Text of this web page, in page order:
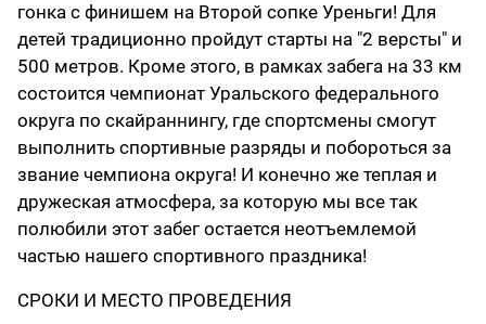
гонка с финишем на Второй сопке Уреньги! Для
детей традиционно пройдут старты на "2 версты" и
500 метров. Кроме этого, в рамках забега на 33 км
состоится чемпионат Уральского федерального
округа по скайраннингу, где спортсмены смогут
выполнить спортивные разряды и побороться за
звание чемпиона округа! И конечно же теплая и
дружеская атмосфера, за которую мы все так
полюбили этот забег остается неотъемлемой
частью нашего спортивного праздника!
СРОКИ И МЕСТО ПРОВЕДЕНИЯ